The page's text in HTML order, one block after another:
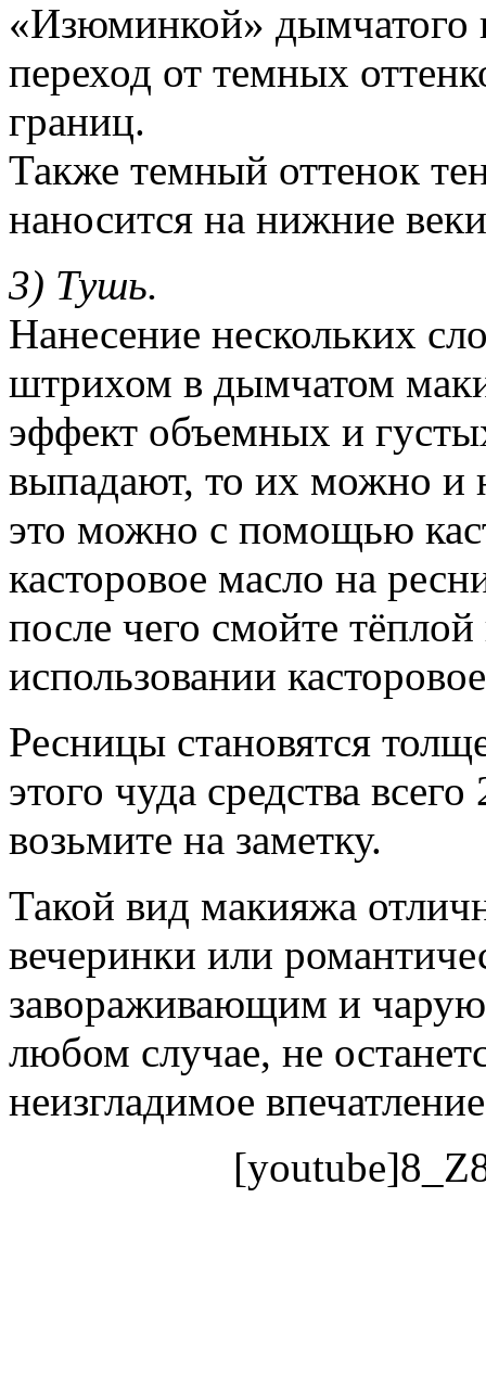
«Изюминкой» дымчатого
переход от темных
границ.
Также темный оттенок
наносится на нижние
3) Тушь.
Нанесение нескольких
штрихом в дымчатом
эффект объемных и
выпадают, то их можно и
это можно с помощью
касторовое масло на
после чего смойте
использовании
Ресницы становятся
этого чуда средства
возьмите на заметку.
Такой вид макияжа
вечеринки или
завораживающим и
любом случае, не
неизгладимое